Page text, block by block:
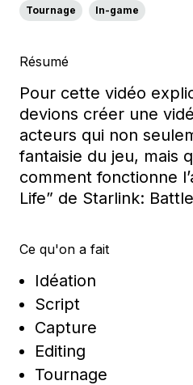
Tournage In-game
Résumé
Pour cette vidéo
devions créer une
acteurs qui non
fantaisie du jeu, mais
comment fonctionne
Life” de Starlink:
Ce qu'on a fait
Idéation
Script
Capture
Editing
Tournage